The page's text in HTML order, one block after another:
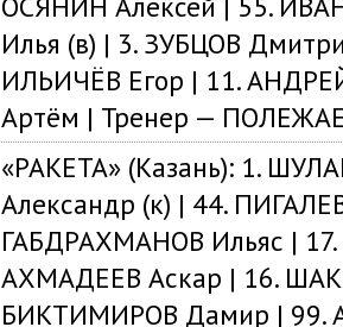
Илья (в) | 3. ЗУБЦОВ
ИЛЬИЧЁВ Егор | 11.
Артём | Тренер —
«РАКЕТА» (Казань): 1.
Александр (к) | 44.
ГАБДРАХМАНОВ Ильяс |
АХМАДЕЕВ Аскар | 16.
БИКТИМИРОВ Дамир | 99.